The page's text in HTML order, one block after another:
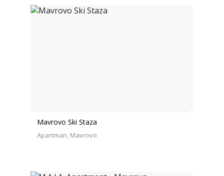
Mavrovo Ski Staza
Apartman Mavrovo